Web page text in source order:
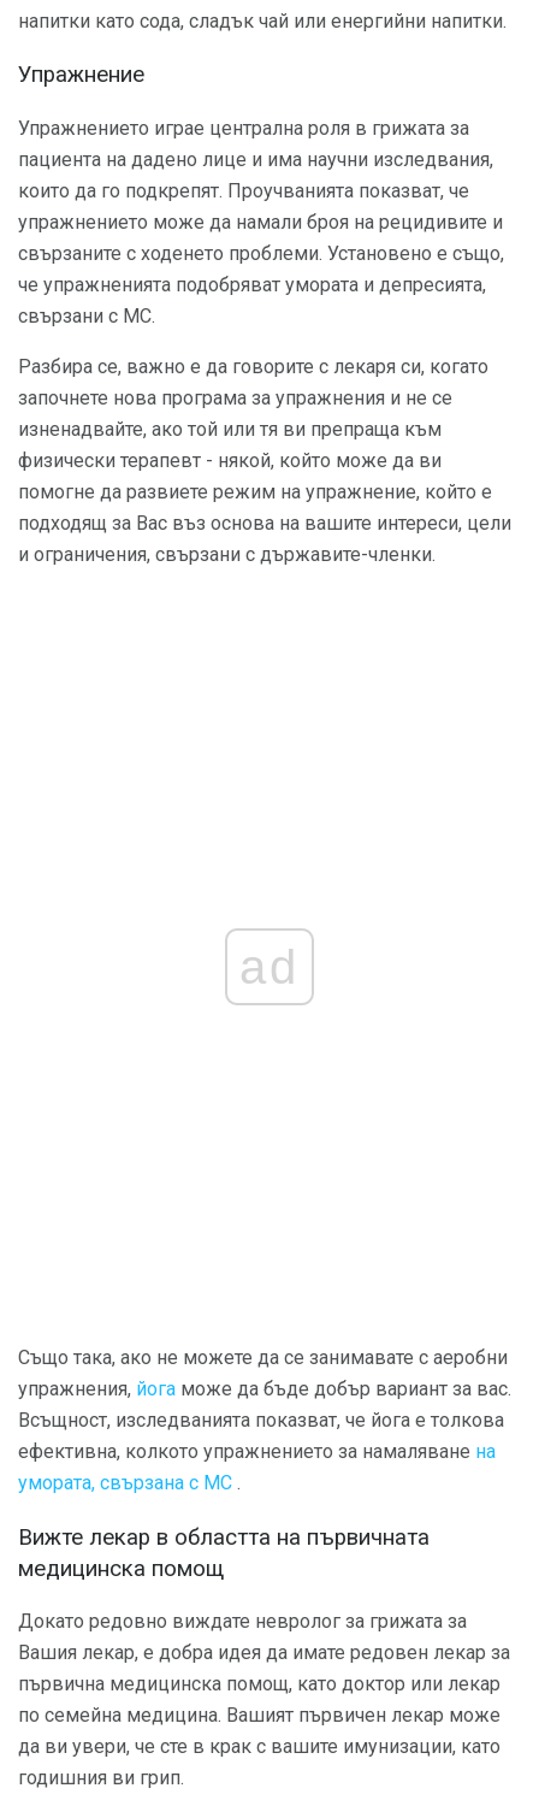
напитки като сода, сладък чай или енергийни напитки.
Упражнение
Упражнението играе централна роля в грижата за
пациента на дадено лице и има научни изследвания,
които да го подкрепят. Проучванията показват, че
упражнението може да намали броя на рецидивите и
свързаните с ходенето проблеми. Установено е също,
че упражненията подобряват умората и депресията,
свързани с МС.
Разбира се, важно е да говорите с лекаря си, когато
започнете нова програма за упражнения и не се
изненадвайте, ако той или тя ви препраща към
физически терапевт - някой, който може да ви
помогне да развиете режим на упражнение, който е
подходящ за Вас въз основа на вашите интереси, цели
и ограничения, свързани с държавите-членки.
ad
Също така, ако не можете да се занимавате с аеробни
упражнения, йога може да бъде добър вариант за вас.
Всъщност, изследванията показват, че йога е толкова
ефективна, колкото упражнението за намаляване на
умората, свързана с МС .
Вижте лекар в областта на първичната
медицинска помощ
Докато редовно виждате невролог за грижата за
Вашия лекар, е добра идея да имате редовен лекар за
първична медицинска помощ, като доктор или лекар
по семейна медицина. Вашият първичен лекар може
да ви увери, че сте в крак с вашите имунизации, като
годишния ви грип.